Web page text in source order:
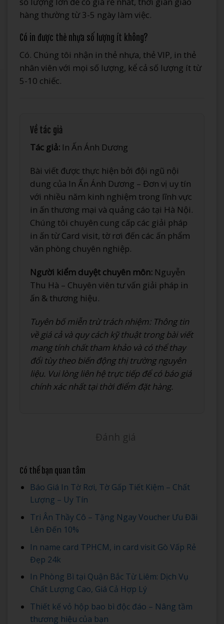
hàng thường từ 3-5 ngày làm việc.
Có in được thẻ nhựa số lượng ít không?
Có. Chúng tôi nhận in thẻ nhựa, thẻ VIP, in thẻ
nhân viên với mọi số lượng, kể cả số lượng ít từ
5-10 chiếc.
Về tác giả
Tác giả: In Ấn Ánh Dương
Bài viết được thực hiện bởi đội ngũ nội
dung của In Ấn Ánh Dương – Đơn vị uy tín
với nhiều năm kinh nghiệm trong lĩnh vực
in ấn thương mại và quảng cáo tại Hà Nội.
Chúng tôi chuyên cung cấp các giải pháp
in ấn từ Card visit, tờ rơi đến các ấn phẩm
văn phòng chuyên nghiệp.
Người kiểm duyệt chuyên môn: Nguyễn
Thu Hà – Chuyên viên tư vấn giải pháp in
ấn & thương hiệu.
Tuyên bố miễn trừ trách nhiệm: Thông tin
về giá cả và quy cách kỹ thuật trong bài viết
mang tính chất tham khảo và có thể thay
đổi tùy theo biến động thị trường nguyên
liệu. Vui lòng liên hệ trực tiếp để có báo giá
chính xác nhất tại thời điểm đặt hàng.
Đánh giá
Có thể bạn quan tâm
Báo Giá In Tờ Rơi, Tờ Gấp Tiết Kiệm – Chất
Lượng – Uy Tín
Tri Ân Thầy Cô – Tặng Ngay Voucher Ưu Đãi
Lên Đến 10%
In name card TPHCM, in card visit Gò Vấp Rẻ
Đẹp 24k
In Phòng Bì tại Quận Bắc Từ Liêm: Dịch Vụ
Chất Lượng Cao, Giá Cả Hợp Lý
Thiết kế vỏ hộp bao bì độc đáo – Nâng tầm
thương hiệu của bạn